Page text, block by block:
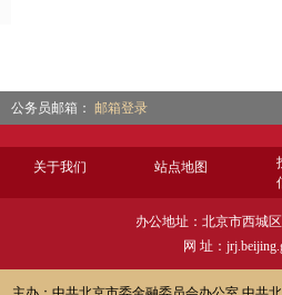
公务员邮箱： 邮箱登录
关于我们 站点地图
办公地址：北京市西城
网 址：